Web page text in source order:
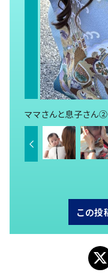
ママさんと息子さん
この投